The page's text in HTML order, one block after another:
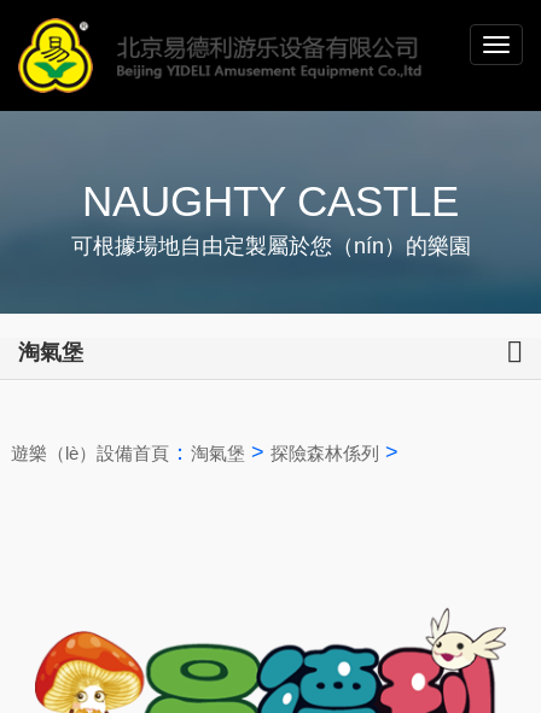
NAUGHTY CASTLE
可根據場地自由定製屬於您（nín）的樂園
淘氣堡
遊樂（lè）設備首頁： 淘氣堡 > 探險森林係列 >